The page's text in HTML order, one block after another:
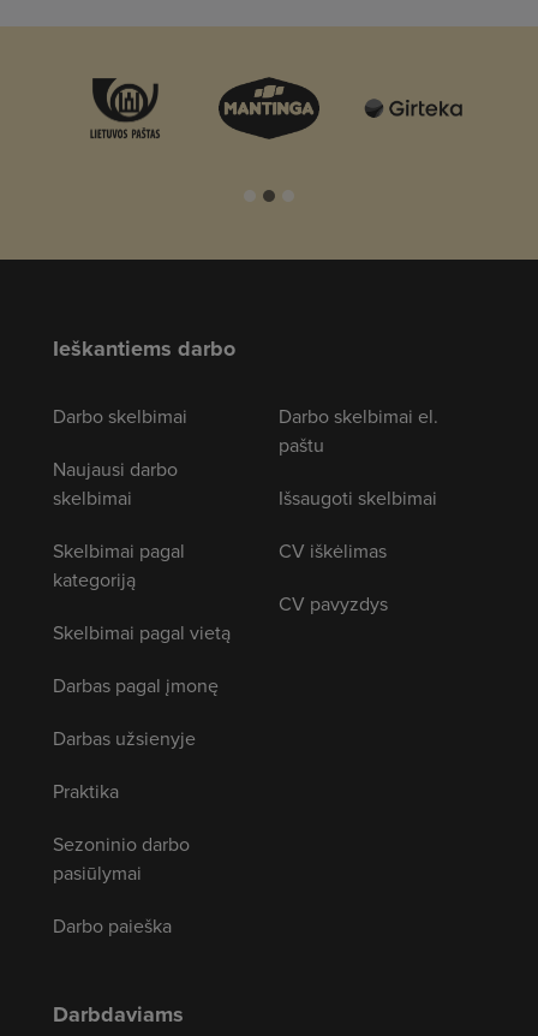
Ieškantiems darbo
Darbo skelbimai
Naujausi darbo
skelbimai
Skelbimai pagal
kategoriją
Skelbimai pagal vietą
Darbas pagal įmonę
Darbas užsienyje
Praktika
Sezoninio darbo
pasiūlymai
Darbo paieška
Darbo skelbimai el.
paštu
Išsaugoti skelbimai
CV iškėlimas
CV pavyzdys
Darbdaviams